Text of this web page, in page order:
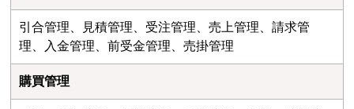
引合管理、見積管理、受注管理、売上管理、請求管
理、入金管理、前受金管理、売掛管理
購買管理